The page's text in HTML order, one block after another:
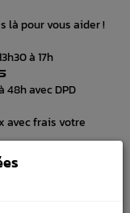
là pour vous aider !
à 17h
48h avec DPD
avec frais votre